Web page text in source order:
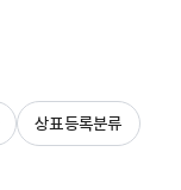
상표등록분류